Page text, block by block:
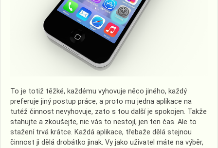
To je totiž těžké, každému vyhovuje něco jiného, každý
preferuje jiný postup práce, a proto mu jedna aplikace na
tutéž činnost nevyhovuje, zato s tou další je spokojen. Takže
stahujte a zkoušejte, nic vás to nestojí, jen ten čas. Ale to
stažení trvá krátce. Každá aplikace, třebaže dělá stejnou
činnost ji dělá drobátko jinak. Vy jako uživatel máte na výběr,